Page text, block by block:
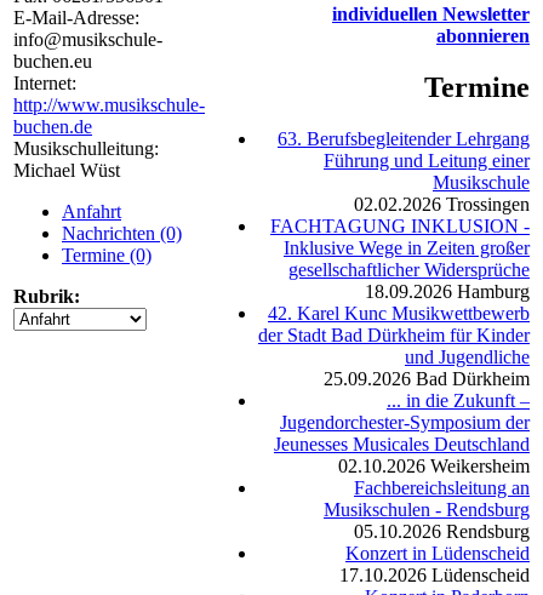
E-Mail-Adresse:
info@musikschule-
buchen.eu
Internet:
http://www.musikschule-
buchen.de
Musikschulleitung:
Michael Wüst
Anfahrt
Nachrichten (0)
Termine (0)
Rubrik:
individuellen Newsletter
abonnieren
Termine
63. Berufsbegleitender Lehrgang
Führung und Leitung einer
Musikschule
02.02.2026 Trossingen
FACHTAGUNG INKLUSION -
Inklusive Wege in Zeiten großer
gesellschaftlicher Widersprüche
18.09.2026 Hamburg
42. Karel Kunc Musikwettbewerb
der Stadt Bad Dürkheim für Kinder
und Jugendliche
25.09.2026 Bad Dürkheim
... in die Zukunft –
Jugendorchester-Symposium der
Jeunesses Musicales Deutschland
02.10.2026 Weikersheim
Fachbereichsleitung an
Musikschulen - Rendsburg
05.10.2026 Rendsburg
Konzert in Lüdenscheid
17.10.2026 Lüdenscheid